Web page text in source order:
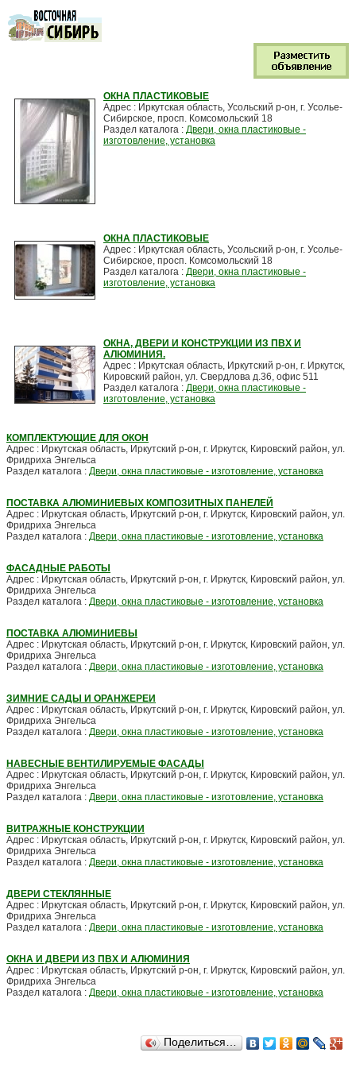
ОКНА ПЛАСТИКОВЫЕ
Адрес : Иркутская область, Усольский р-он, г. Усолье-
Сибирское, просп. Комсомольский 18
Раздел каталога : Двери, окна пластиковые -
изготовление, установка
ОКНА ПЛАСТИКОВЫЕ
Адрес : Иркутская область, Усольский р-он, г. Усолье-
Сибирское, просп. Комсомольский 18
Раздел каталога : Двери, окна пластиковые -
изготовление, установка
ОКНА, ДВЕРИ И КОНСТРУКЦИИ ИЗ ПВХ И
АЛЮМИНИЯ.
Адрес : Иркутская область, Иркутский р-он, г. Иркутск,
Кировский район, ул. Свердлова д.36, офис 511
Раздел каталога : Двери, окна пластиковые -
изготовление, установка
КОМПЛЕКТУЮЩИЕ ДЛЯ ОКОН
Адрес : Иркутская область, Иркутский р-он, г. Иркутск, Кировский район, ул.
Фридриха Энгельса
Раздел каталога : Двери, окна пластиковые - изготовление, установка
ПОСТАВКА АЛЮМИНИЕВЫХ КОМПОЗИТНЫХ ПАНЕЛЕЙ
Адрес : Иркутская область, Иркутский р-он, г. Иркутск, Кировский район, ул.
Фридриха Энгельса
Раздел каталога : Двери, окна пластиковые - изготовление, установка
ФАСАДНЫЕ РАБОТЫ
Адрес : Иркутская область, Иркутский р-он, г. Иркутск, Кировский район, ул.
Фридриха Энгельса
Раздел каталога : Двери, окна пластиковые - изготовление, установка
ПОСТАВКА АЛЮМИНИЕВЫ
Адрес : Иркутская область, Иркутский р-он, г. Иркутск, Кировский район, ул.
Фридриха Энгельса
Раздел каталога : Двери, окна пластиковые - изготовление, установка
ЗИМНИЕ САДЫ И ОРАНЖЕРЕИ
Адрес : Иркутская область, Иркутский р-он, г. Иркутск, Кировский район, ул.
Фридриха Энгельса
Раздел каталога : Двери, окна пластиковые - изготовление, установка
НАВЕСНЫЕ ВЕНТИЛИРУЕМЫЕ ФАСАДЫ
Адрес : Иркутская область, Иркутский р-он, г. Иркутск, Кировский район, ул.
Фридриха Энгельса
Раздел каталога : Двери, окна пластиковые - изготовление, установка
ВИТРАЖНЫЕ КОНСТРУКЦИИ
Адрес : Иркутская область, Иркутский р-он, г. Иркутск, Кировский район, ул.
Фридриха Энгельса
Раздел каталога : Двери, окна пластиковые - изготовление, установка
ДВЕРИ СТЕКЛЯННЫЕ
Адрес : Иркутская область, Иркутский р-он, г. Иркутск, Кировский район, ул.
Фридриха Энгельса
Раздел каталога : Двери, окна пластиковые - изготовление, установка
ОКНА И ДВЕРИ ИЗ ПВХ И АЛЮМИНИЯ
Адрес : Иркутская область, Иркутский р-он, г. Иркутск, Кировский район, ул.
Фридриха Энгельса
Раздел каталога : Двери, окна пластиковые - изготовление, установка
Поделиться…